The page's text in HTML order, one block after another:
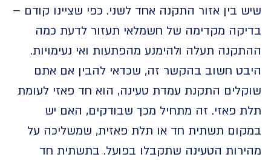
בין אזור התקנה אחד לשני. כפי שציינו קודם –
מקדימה של חשמלאי תעזור לדעת כמה
תעלה ולהימנע מהפתעות ואי נעימויות.
חשוב בהקשר זה, שכדאי להבין אם אתם
התקנת עמדת טעינה, הוא חד פאזי לעומת
פאזי. זה מתחיל מכך שבודקים, האם יש
תשתית חד או תלת פאזית, שמשליכה על
הטעינה שתקבלו בפועל. בתשתית חד